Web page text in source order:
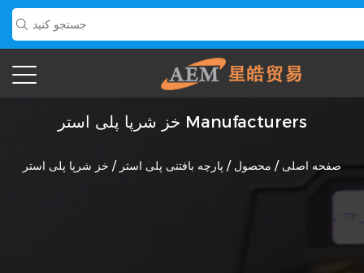
خز شرپا پلی استر Manufacturers
صفحه اصلی / محصول / پارچه بافتنی پلی استر / خز شرپا پلی استر